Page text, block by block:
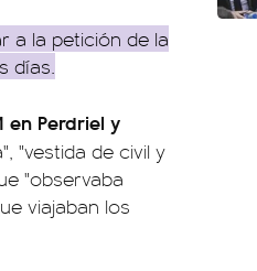
a la petición de la
días.
en Perdriel y
"vestida de civil y
"observaba
viajaban los